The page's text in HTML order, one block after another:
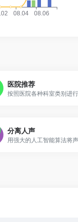
医院推荐
分离人声